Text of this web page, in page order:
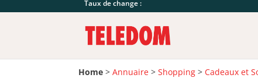
Taux de change :
Home >Annuaire >Shopping > Cadeaux et